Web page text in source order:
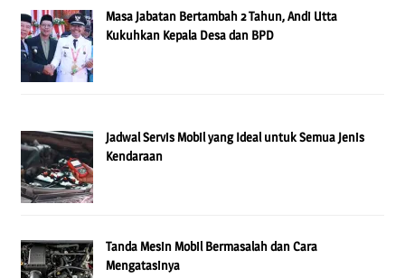
Masa Jabatan Bertambah 2 Tahun, Andi Utta
Kukuhkan Kepala Desa dan BPD
Jadwal Servis Mobil yang Ideal untuk Semua Jenis
Kendaraan
Tanda Mesin Mobil Bermasalah dan Cara
Mengatasinya